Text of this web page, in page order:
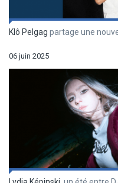
Klô Pelgag partage une
06 juin 2025